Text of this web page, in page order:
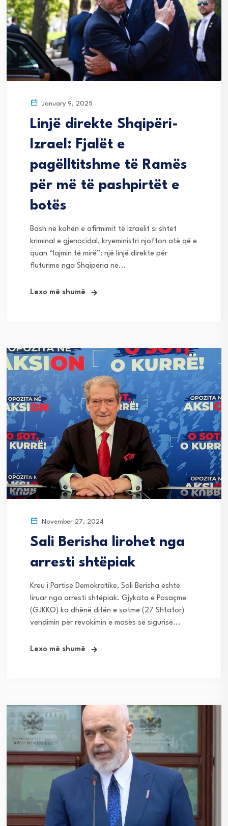
January 9, 2025
Linjë direkte Shqipëri-
Izrael: Fjalët e
pagëlltitshme të Ramës
për më të pashpirtët e
botës
Bash në kohën e afirmimit të Izraelit si shtet
kriminal e gjenocidal, kryeministri njofton atë që e
quan “lajmin të mirë”: një linjë direkte për
fluturime nga Shqipëria në...
Lexo më shumë
November 27, 2024
Sali Berisha lirohet nga
arresti shtëpiak
Kreu i Partisë Demokratike, Sali Berisha është
liruar nga arresti shtëpiak. Gjykata e Posaçme
(GJKKO) ka dhënë ditën e sotme (27 Shtator)
vendimin për revokimin e masës së sigurisë...
Lexo më shumë